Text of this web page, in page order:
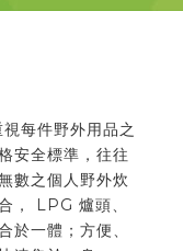
每件野外用品之
安全標準，往往
數之個人野外炊
， LPG 爐頭、
於一體；方便、